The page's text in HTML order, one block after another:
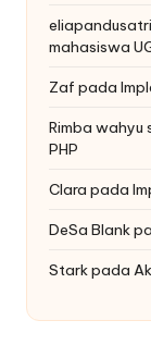
mahasiswa
Zaf pada
Rimba wahyu
PHP
Clara pada
DeSa Blank
Starkpada